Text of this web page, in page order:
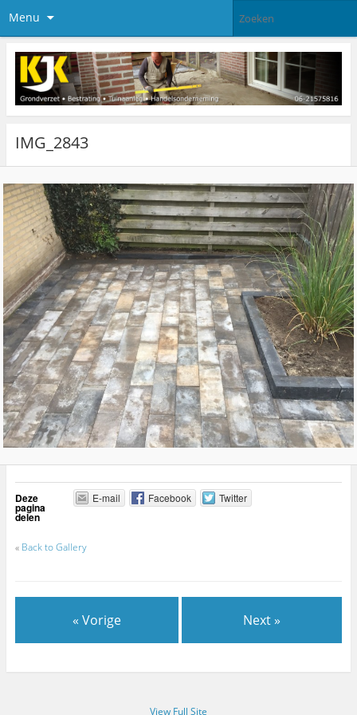
Menu
IMG_2843
Deze
pagina
delen
E-mail Facebook Twitter
« Back to Gallery
« Vorige Next »
View Full Site